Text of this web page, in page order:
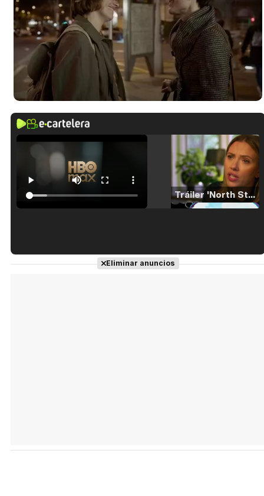
Tráiler 'North Star' (2023)
Tráiler en español de 'La isla olvidada'
Eliminar anuncios